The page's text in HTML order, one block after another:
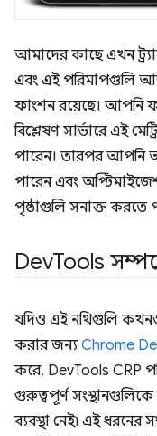
আমাদের কাছে এখন
এবং এই পরিমাপগুলি
ফাংশন রয়েছে। আপনি
বিশ্লেষণ সার্ভারে এই
পারেন। তারপর আপনি
পারেন এবং
পৃষ্ঠাগুলি সনাক্ত করতে
DevTools
যদিও এই নথিগুলি
করার জন্য Chrome
করে, DevTools CRP
গুরুত্বপূর্ণ
ব্যবস্থা নেই৷ এই